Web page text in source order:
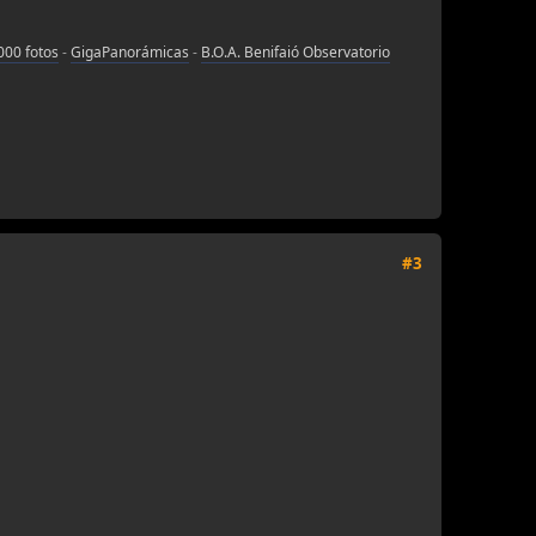
fotos -GigaPanorámicas - B.O.A. Benifaió Observatorio
#3